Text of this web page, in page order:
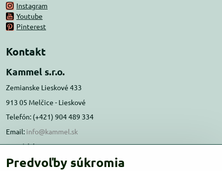
Instagram
Youtube
Pinterest
Kontakt
Kammel s.r.o.
Zemianske Lieskové 433
913 05 Melčice - Lieskové
Telefón: (+421) 904 489 334
Email: info@kammel.sk
Prevádzka:
Administratívna budova PD Melčice
Predvoľby súkromia